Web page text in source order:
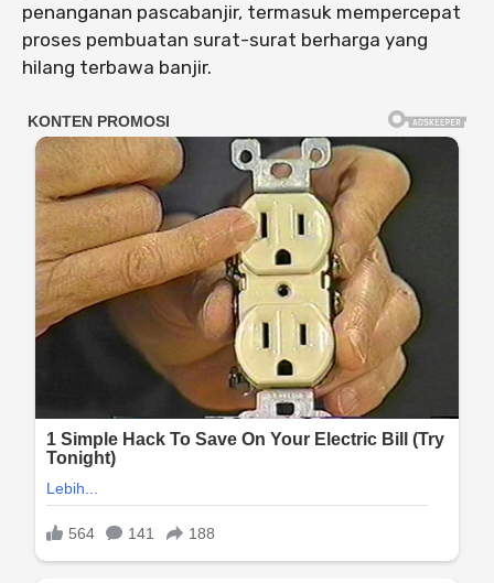
penanganan pascabanjir, termasuk mempercepat
proses pembuatan surat-surat berharga yang
hilang terbawa banjir.